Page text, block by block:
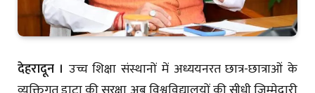
देहरादून । उच्च शिक्षा संस्थानों में अध्ययनरत छात्र-छात्राओं के